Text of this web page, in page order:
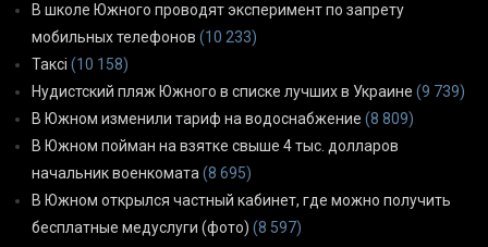
В школе Южного проводят эксперимент по запрету
мобильных телефонов (10 233)
Таксі (10 158)
Нудистский пляж Южного в списке лучших в Украине (9 739)
В Южном изменили тариф на водоснабжение (8 809)
В Южном пойман на взятке свыше 4 тыс. долларов
начальник военкомата(8 695)
В Южном открылся частный кабинет, где можно получить
бесплатные медуслуги (фото) (8 597)